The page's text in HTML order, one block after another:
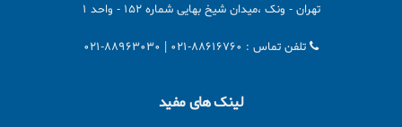
تهران - ونک ،میدان شیخ بهایی شماره 152 - واحد 1
تلفن تماس : 021-88616760
021-88963030
لینک های مفید